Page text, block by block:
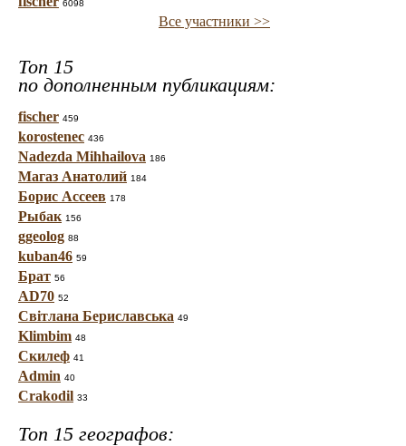
6098
Все участники >>
Топ 15
по дополненным публикациям:
fischer 459
korostenec 436
Nadezda Mihhailova 186
Магаз Анатолий 184
Борис Ассеев 178
Рыбак 156
ggeolog 88
kuban46 59
Брат 56
AD70 52
Світлана Бериславська 49
Klimbim 48
Скилеф 41
Admin 40
Crakodil 33
Топ 15 географов: